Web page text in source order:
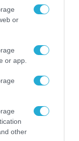
or
or app.
other